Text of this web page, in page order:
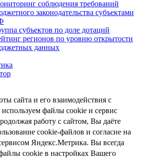
соблюдения требований
законодательства субъектами
субъектов по доле дотаций
регионов по уровню открытости
данных
сайта и его взаимодействия с
файлы cookie и сервис
работу с сайтом, Вы даёте
cookie-файлов и согласие на
Яндекс.Метрика. Вы всегда
cookie в настройках Вашего